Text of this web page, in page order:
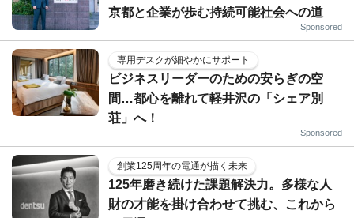
京都と企業が歩む持続可能社会への道
Sponsored
専用デスクが細やかにサポート
ビジネスリーダーのための安らぎの空
間…都心を離れて軽井沢の「シェア別
荘」へ！
Sponsored
創業125周年の電通が描く未来
125年磨き続けた課題解決力。多様な人
財の才能を掛け合わせて挑む、これから